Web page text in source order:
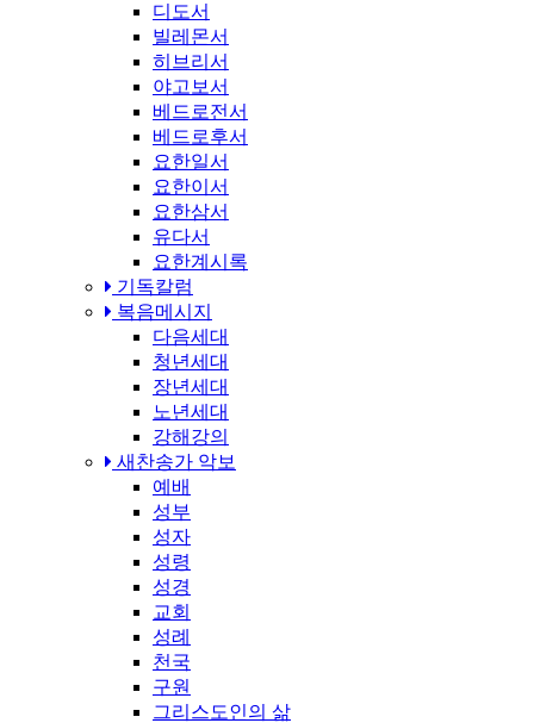
디도서
빌레몬서
히브리서
야고보서
베드로전서
베드로후서
요한일서
요한이서
요한삼서
유다서
요한계시록
기독칼럼
복음메시지
다음세대
청년세대
장년세대
노년세대
강해강의
새찬송가 악보
예배
성부
성자
성령
성경
교회
성례
천국
구원
그리스도인의 삶